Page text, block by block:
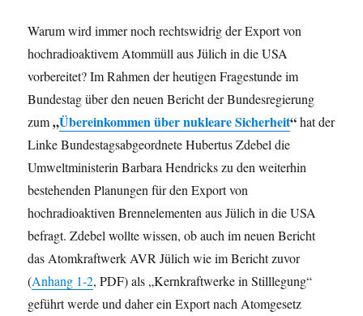
Warum wird immer noch rechtswidrig der Export von
hochradioaktivem Atommüll aus Jülich in die USA
vorbereitet? Im Rahmen der heutigen Fragestunde im
Bundestag über den neuen Bericht der Bundesregierung
zum„Übereinkommen über nukleare Sicherheit“hat der
Linke Bundestagsabgeordnete Hubertus Zdebel die
Umweltministerin Barbara Hendricks zu den weiterhin
bestehenden Planungen für den Export von
hochradioaktiven Brennelementen aus Jülich in die USA
befragt. Zdebel wollte wissen, ob auch im neuen Bericht
das Atomkraftwerk AVR Jülich wie im Bericht zuvor
(Anhang 1-2, PDF) als „Kernkraftwerke in Stilllegung“
geführt werde und daher ein Export nach Atomgesetz